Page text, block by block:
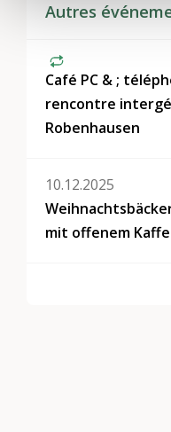
Autres
Café PC & ;
rencontre
Robenhausen
10.12.2025
mit offenem